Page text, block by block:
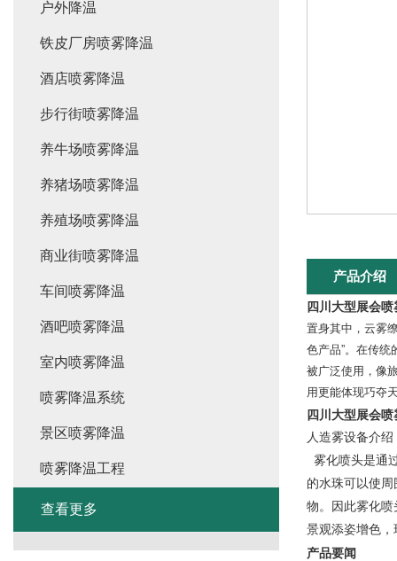
产品介绍
四川大型展会
置身其中，云雾
色产品”。在传
被广泛使用，像
用更能体现巧夺
四川大型展会
人造雾设备介绍
雾化喷头是通
的水珠可以使
物。因此雾化
景观添姿增色
产品要闻
户外降温
铁皮厂房喷雾降温
酒店喷雾降温
步行街喷雾降温
养牛场喷雾降温
养猪场喷雾降温
养殖场喷雾降温
商业街喷雾降温
车间喷雾降温
酒吧喷雾降温
室内喷雾降温
喷雾降温系统
景区喷雾降温
喷雾降温工程
查看更多